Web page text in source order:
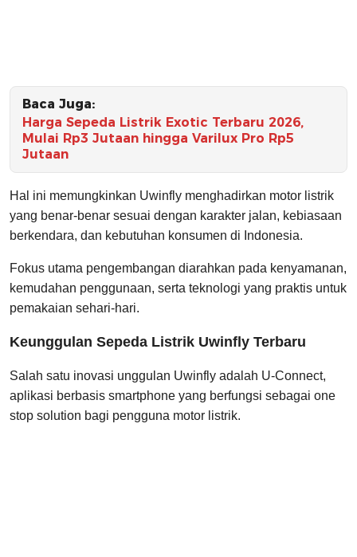
Baca Juga:
Harga Sepeda Listrik Exotic Terbaru 2026,
Mulai Rp3 Jutaan hingga Varilux Pro Rp5
Jutaan
Hal ini memungkinkan Uwinfly menghadirkan motor listrik
yang benar-benar sesuai dengan karakter jalan, kebiasaan
berkendara, dan kebutuhan konsumen di Indonesia.
Fokus utama pengembangan diarahkan pada kenyamanan,
kemudahan penggunaan, serta teknologi yang praktis untuk
pemakaian sehari-hari.
Keunggulan Sepeda Listrik Uwinfly Terbaru
Salah satu inovasi unggulan Uwinfly adalah U-Connect,
aplikasi berbasis smartphone yang berfungsi sebagai one
stop solution bagi pengguna motor listrik.